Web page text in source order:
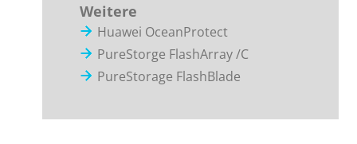
Weitere
Huawei OceanProtect
PureStorge FlashArray /C
PureStorage FlashBlade